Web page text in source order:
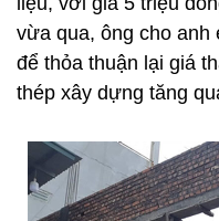
vừa qua, ông cho
để thỏa thuận lại giá
thép xây dựng tăng